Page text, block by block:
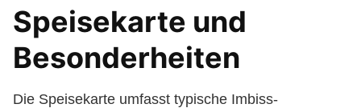
Speisekarte und
Besonderheiten
Die Speisekarte umfasst typische Imbiss-